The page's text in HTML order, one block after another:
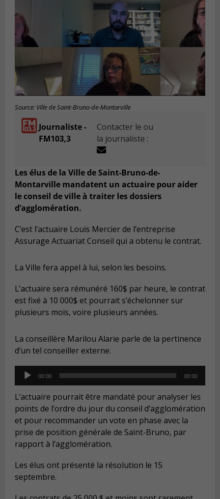
Source: Ville de Saint-Bruno-de-Montarville
Journaliste -
FM103,3
Contacter le ou
la journaliste :
Les élus de la Ville de Saint-Bruno-de-
Montarville mandatent un actuaire pour aider
le conseil de ville à traiter les dossiers
d’agglomération.
C’est l’actuaire Louis Mercier de l’entreprise
Assurage Actuariat Conseil qui a obtenu le contrat.
La Ville fera appel à lui, selon les besoins.
L’actuaire sera rémunéré 160$ par heure, le contrat
est fixé à 10 000$ et pourrait s’échelonner sur
plusieurs mois, voire plusieurs années.
La conseillère Marilou Alarie parle de la pertinence
d’un tel conseiller externe.
Audio
Player
00:00 00:00
L’actuaire pourrait être mandaté pour analyser les
points de l’ordre du jour du conseil d’agglomération
et pour recommander un vote en phase avec la
prise de position générale de Saint-Bruno, par
rapport à l’agglomération.
Les élus ont présenté la résolution le 15
septembre.